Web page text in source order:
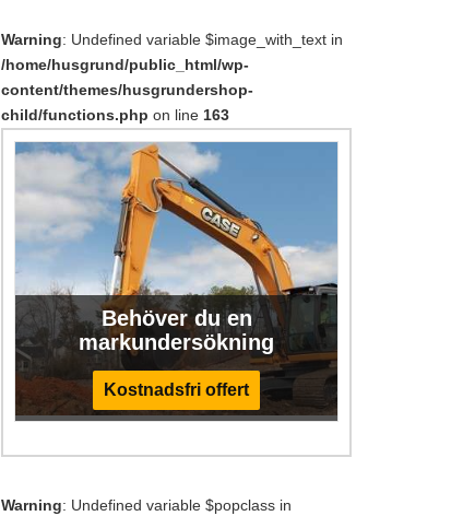
Warning: Undefined variable $image_with_text in
/home/husgrund/public_html/wp-
content/themes/husgrundershop-
child/functions.php on line 163
Behöver du en
markundersökning
Kostnadsfri offert
Warning: Undefined variable $popclass in